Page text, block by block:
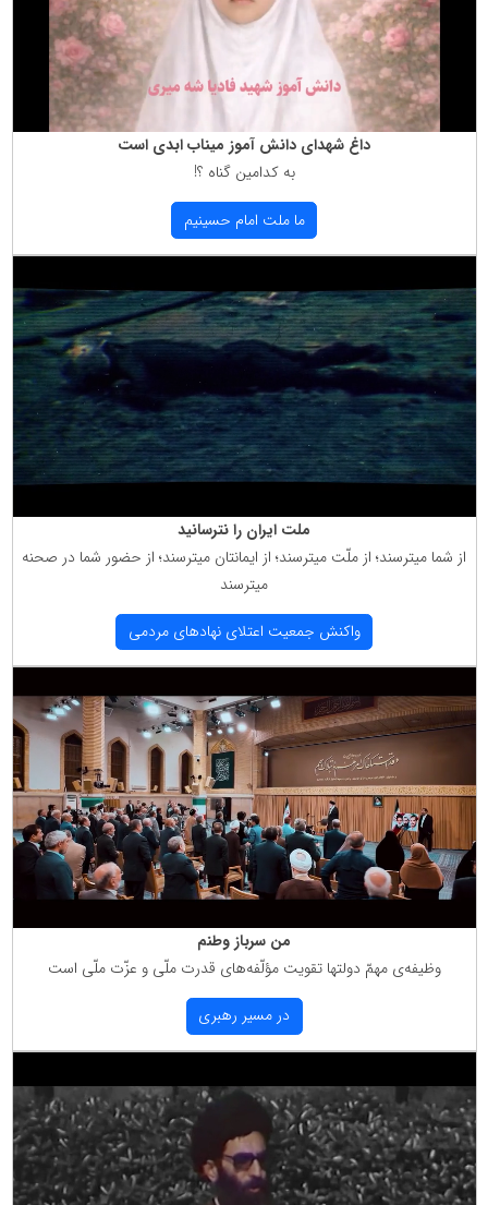
داغ شهدای دانش آموز میناب ابدی است
به كدامین گناه ؟!
ما ملت امام حسینیم
ملت ایران را نترسانید
از شما میترسند؛ از ملّت میترسند؛ از ایمانتان میترسند؛ از حضور شما در صحنه
میترسند
واكنش جمعیت اعتلای نهادهای مردمی
من سرباز وطنم
وظیفه‌ی مهمّ دولتها تقویت مؤلّفه‌های قدرت ملّی و عزّت ملّی است
در مسیر رهبری